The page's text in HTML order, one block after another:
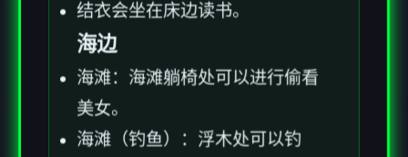
结衣会坐在床边读书。
海边
海滩：海滩躺椅处可以进行偷看
美女。
海滩（钓鱼）：浮木处可以钓